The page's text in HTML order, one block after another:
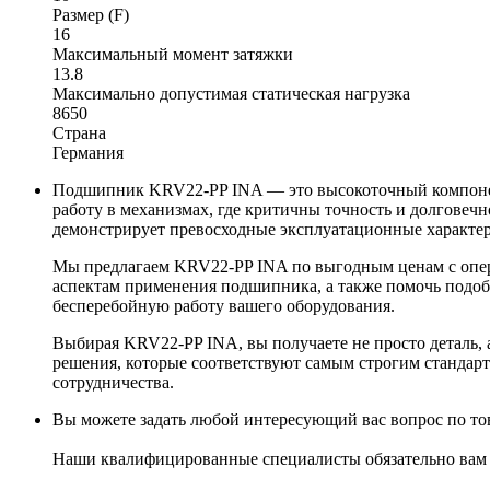
Размер (F)
16
Максимальный момент затяжки
13.8
Максимально допустимая статическая нагрузка
8650
Страна
Германия
Подшипник KRV22-PP INA — это высокоточный
работу в механизмах, где критичны точность и
демонстрирует превосходные эксплуатационные
Мы предлагаем KRV22-PP INA по выгодным ценам с
аспектам применения подшипника, а также помочь
бесперебойную работу вашего оборудования.
Выбирая KRV22-PP INA, вы получаете не просто
решения, которые соответствуют самым строгим
сотрудничества.
Вы можете задать любой интересующий вас вопрос по
Наши квалифицированные специалисты обязательно вам